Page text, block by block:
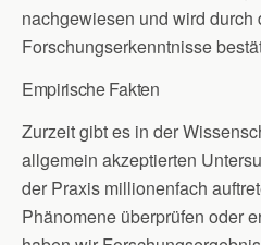
nachgewiesen und wird
Forschungserkenntnisse
Empirische Fakten
Zurzeit gibt es in der
allgemein akzeptierten
der Praxis millionenfach
Phänomene überprüfen oder